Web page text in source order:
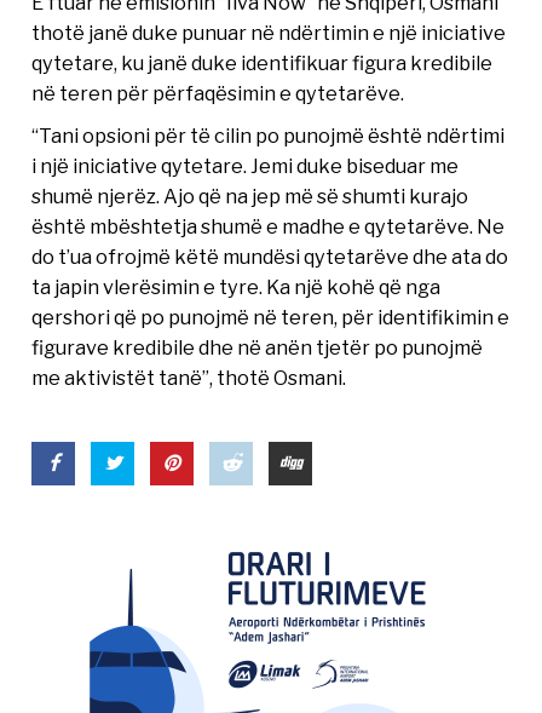
thotë janë duke punuar në ndërtimin e një iniciative
qytetare, ku janë duke identifikuar figura kredibile
në teren për përfaqësimin e qytetarëve.
“Tani opsioni për të cilin po punojmë është ndërtimi
i një iniciative qytetare. Jemi duke biseduar me
shumë njerëz. Ajo që na jep më së shumti kurajo
është mbështetja shumë e madhe e qytetarëve. Ne
do t’ua ofrojmë këtë mundësi qytetarëve dhe ata do
ta japin vlerësimin e tyre. Ka një kohë që nga
qershori që po punojmë në teren, për identifikimin e
figurave kredibile dhe në anën tjetër po punojmë
me aktivistët tanë”, thotë Osmani.